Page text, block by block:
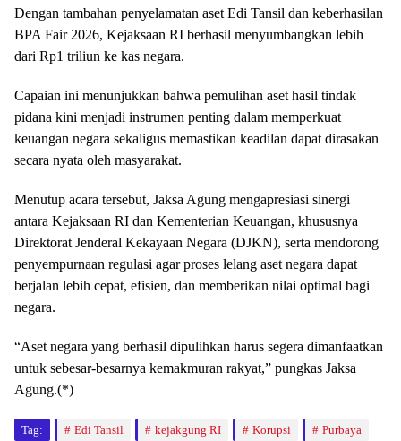
Dengan tambahan penyelamatan aset Edi Tansil dan keberhasilan
BPA Fair 2026, Kejaksaan RI berhasil menyumbangkan lebih
dari Rp1 triliun ke kas negara.
Capaian ini menunjukkan bahwa pemulihan aset hasil tindak
pidana kini menjadi instrumen penting dalam memperkuat
keuangan negara sekaligus memastikan keadilan dapat dirasakan
secara nyata oleh masyarakat.
Menutup acara tersebut, Jaksa Agung mengapresiasi sinergi
antara Kejaksaan RI dan Kementerian Keuangan, khususnya
Direktorat Jenderal Kekayaan Negara (DJKN), serta mendorong
penyempurnaan regulasi agar proses lelang aset negara dapat
berjalan lebih cepat, efisien, dan memberikan nilai optimal bagi
negara.
“Aset negara yang berhasil dipulihkan harus segera dimanfaatkan
untuk sebesar-besarnya kemakmuran rakyat,” pungkas Jaksa
Agung.(*)
Tag: Edi Tansil kejakgung RI Korupsi Purbaya